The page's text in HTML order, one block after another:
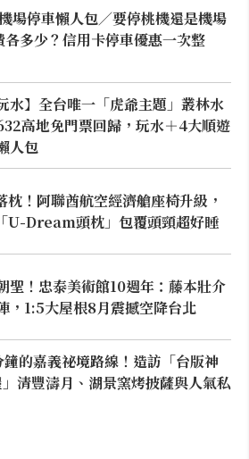
場停車懶人包／要停桃機還是機場
各多少？信用卡停車優惠一次整
水】全台唯一「虎爺主題」叢林水
高地免門票回歸，玩水＋4大順遊
人包
枕！阿聯酋航空經濟艙座椅升級，
U-Dream頭枕」包覆頭頸超好睡
聖！忠泰美術館10週年：藤本壯介
，1:5大屋根8月震撼空降台北
的嘉義祕境路線！造訪「台版神
清豐濤月、湖景窯烤披薩與人氣私